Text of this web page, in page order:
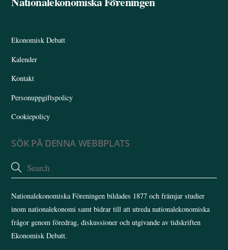
Ekonomisk Debatt
Kalender
Kontakt
Personuppgiftspolicy
Cookiepolicy
SÖK PÅ DENNA WEBBPLATS
Nationalekonomiska Föreningen bildades 1877 och främjar studier
inom nationalekonomi samt bidrar till att utreda nationalekonomiska
frågor genom föredrag, diskussioner och utgivande av tidskriften
Ekonomisk Debatt.